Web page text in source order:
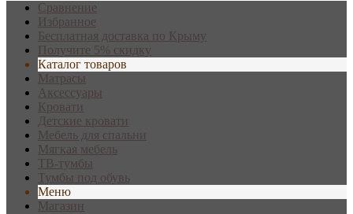
Сравнение
Избранное
Бесплатная доставка по Крыму
Получите 5% скидку
Каталог товаров
Матрасы
Аксессуары
Кровати
Детские кровати
Мебель для спальни
Мягкая мебель
ТВ-тумбы
Тумбы под обувь
Меню
Магазин